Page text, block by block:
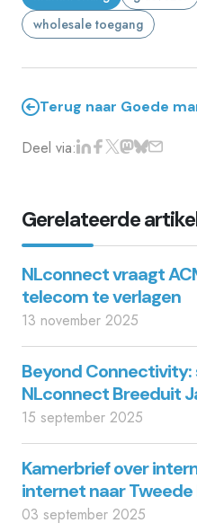
wholesale toegang
Terug naar Goede
Deel via:
Gerelateerde
NLconnect vraagt
telecom te verlagen
13 november 2025
Beyond Connectivity:
NLconnect Breeduit
15 september 2025
Kamerbrief over
internet naar Tweede
03 september 2025